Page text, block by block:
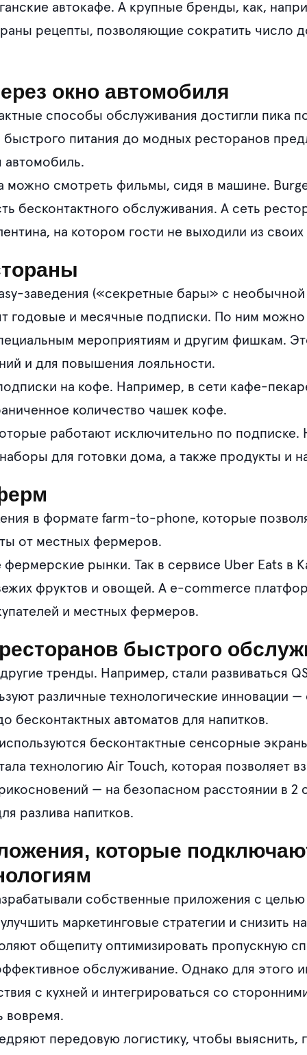
автокафе. А крупные бренды, как,
рецепты, позволяющие сократить число
окно автомобиля
способы обслуживания достигли пика
питания до модных ресторанов
автомобиль.
можно смотреть фильмы, сидя в машине.
бесконтактного обслуживания. А сеть
на котором гости не выходили из своих
заведения («секретные бары» с
годовые и месячные подписки. По ним можно
мероприятиям и другим фишкам.
и для повышения лояльности.
на кофе. Например, в сети кафе-
количество чашек кофе.
работают исключительно по подписке.
для готовки дома, а также продукты и
в формате farm-to-phone, которые
от местных фермеров.
рынки. Так в сервисе Uber Eats в
фруктов и овощей. А e-commerce
и местных фермеров.
быстрого
тренды. Например, стали развиваться
различные технологические инновации
бесконтактных автоматов для напитков.
бесконтактные сенсорные
технологию Air Touch, которая позволяет
— на безопасном расстоянии в 2
разлива напитков.
которые
собственные приложения с целью
маркетинговые стратегии и снизить
общепиту оптимизировать пропускную
обслуживание. Однако для этого
с кухней и интегрироваться со
вовремя.
передовую логистику, чтобы выяснить,